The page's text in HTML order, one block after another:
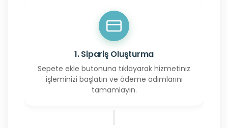
1. Sipariş Oluşturma
Sepete ekle butonuna tıklayarak hizmetiniz
işleminizi başlatın ve ödeme adımlarını
tamamlayın.